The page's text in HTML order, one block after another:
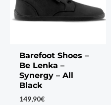
Barefoot Shoes –
Be Lenka –
Synergy – All
Black
149,90€